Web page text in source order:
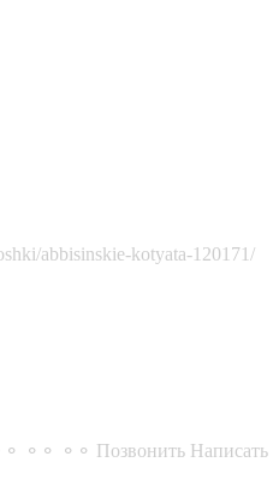
abbisinskie-kotyata-120171/
⚬⚬ ⚬⚬ Позвонить Написать